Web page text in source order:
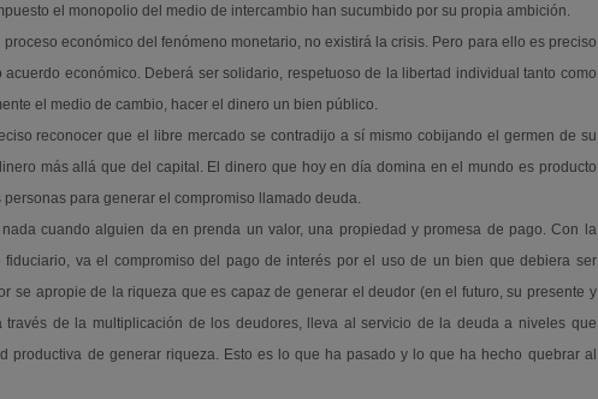
el monopolio del medio de intercambio han sucumbido por su propia ambición.
económico del fenómeno monetario, no existirá la crisis. Pero para ello es preciso
económico. Deberá ser solidario, respetuoso de la libertad individual tanto como
el medio de cambio, hacer el dinero un bien público.
reconocer que el libre mercado se contradijo a sí mismo cobijando el germen de su
más allá que del capital. El dinero que hoy en día domina en el mundo es producto
para generar el compromiso llamado deuda.
cuando alguien da en prenda un valor, una propiedad y promesa de pago. Con la
va el compromiso del pago de interés por el uso de un bien que debiera ser
se apropie de la riqueza que es capaz de generar el deudor (en el futuro, su presente y
de la multiplicación de los deudores, lleva al servicio de la deuda a niveles que
productiva de generar riqueza. Esto es lo que ha pasado y lo que ha hecho quebrar al